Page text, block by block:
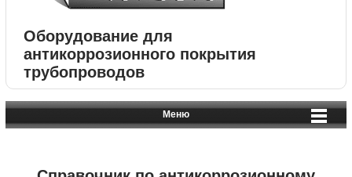
Оборудование для
антикоррозионного покрытия
трубопроводов
Меню